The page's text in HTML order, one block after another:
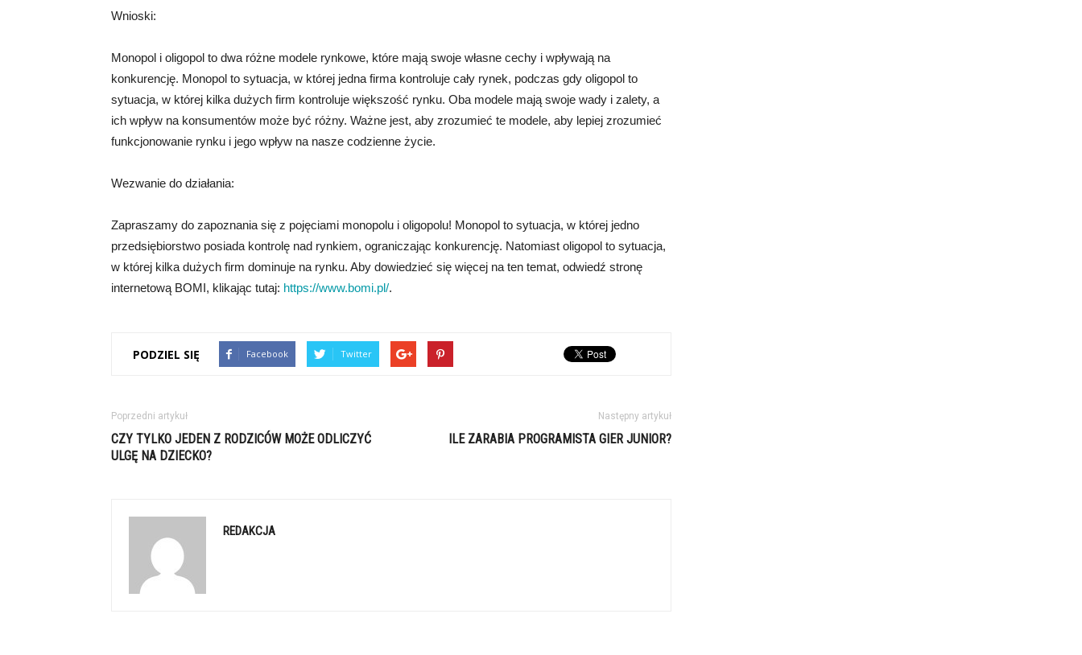
Wnioski:
Monopol i oligopol to dwa różne modele rynkowe, które mają swoje własne cechy i wpływają na
konkurencję. Monopol to sytuacja, w której jedna firma kontroluje cały rynek, podczas gdy oligopol to
sytuacja, w której kilka dużych firm kontroluje większość rynku. Oba modele mają swoje wady i zalety, a
ich wpływ na konsumentów może być różny. Ważne jest, aby zrozumieć te modele, aby lepiej zrozumieć
funkcjonowanie rynku i jego wpływ na nasze codzienne życie.
Wezwanie do działania:
Zapraszamy do zapoznania się z pojęciami monopolu i oligopolu! Monopol to sytuacja, w której jedno
przedsiębiorstwo posiada kontrolę nad rynkiem, ograniczając konkurencję. Natomiast oligopol to sytuacja,
w której kilka dużych firm dominuje na rynku. Aby dowiedzieć się więcej na ten temat, odwiedź stronę
internetową BOMI, klikając tutaj: https://www.bomi.pl/.
PODZIEL SIĘ Facebook Twitter
Poprzedni artykuł
CZY TYLKO JEDEN Z RODZICÓW MOŻE ODLICZYĆ
ULGĘ NA DZIECKO?
Następny artykuł
ILE ZARABIA PROGRAMISTA GIER JUNIOR?
REDAKCJA